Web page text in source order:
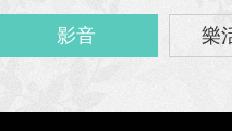
影音 樂